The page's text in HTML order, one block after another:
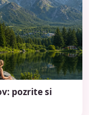
pozrite si